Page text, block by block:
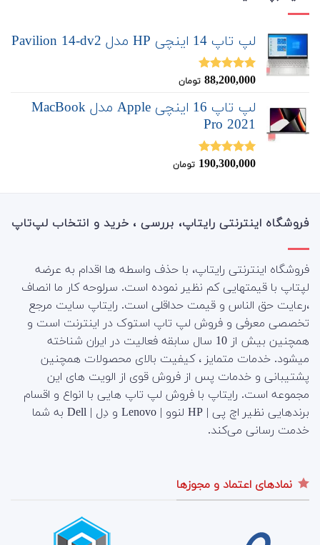
لپ تاپ 14 اینچی HP مدل Pavilion 14-dv2
نمره5.00
88,200,000 تومان
لپ تاپ 16 اینچی Apple مدل MacBook
Pro 2021
نمره5.00
190,300,000 تومان
فروشگاه اینترنتی رایتاپ، بررسی ، خرید و انتخاب لپ‌تاپ
فروشگاه اینترنتی رایتاپ، با حذف واسطه ها اقدام به عرضه
لپتاپ با قیمتهایی کم نظیر نموده است. سرلوحه کار ما انصاف
،رعایت حق الناس و قیمت حداقلی است. رایتاپ سایت مرجع
تخصصی معرفی و فروش لپ تاپ استوک در اینترنت است و
همچنین بیش از 10 سال سابقه فعالیت در ایران شناخته
میشود. خدمات متمایز ، کیفیت بالای محصولات همچنین
پشتیبانی و خدمات پس از فروش قوی از الویت های این
مجموعه است. رایتاپ با فروش لپ تاپ هایی با انواع و اقسام
برندهایی نظیر اچ پی | HP لنوو | Lenovo و دِل | Dell به شما
خدمت رسانی می‌کند.
نمادهای اعتماد و مجوزها